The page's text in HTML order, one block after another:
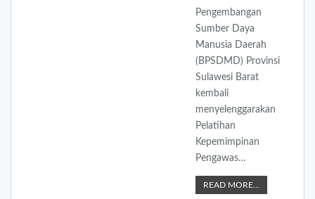
Pengembangan
Sumber Daya
Manusia Daerah
(BPSDMD) Provinsi
Sulawesi Barat
kembali
menyelenggarakan
Pelatihan
Kepemimpinan
Pengawas…
READ MORE...